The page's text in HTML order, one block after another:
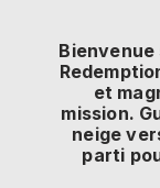
Bienvenue
et
mission.
neige
parti